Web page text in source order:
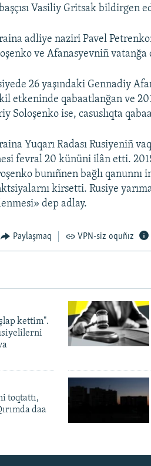
Vasiliy Gritsak bildirgen
adliye naziri Pavel
ve Afanasyevniñ vatanğa
26 yaşındaki Gennadiy
etkeninde qabaatlanğan ve
Soloşenko ise, casuslıqta
Yuqarı Radası Rusiyeniñ
fevral 20 kününi ilân etti.
bunıñnen bağlı
kirsetti. Rusiye
dep adlay.
Paylaşmaq VPN-siz oquñız
kettim".
toqtattı,
daa